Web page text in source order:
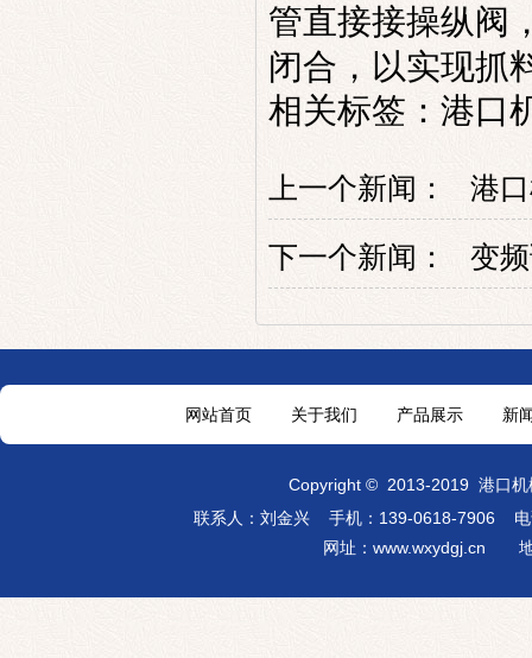
管直接接操纵阀
闭合，以实现抓
相关标签： 港口
上一个新闻： 港
下一个新闻： 变
网站首页 关于我们 产品展示 新
Copyright© 2013-2019 港口机
联系人：刘金兴 手机：139-0618-7906 电
网址： www.wxydgj.cn 地